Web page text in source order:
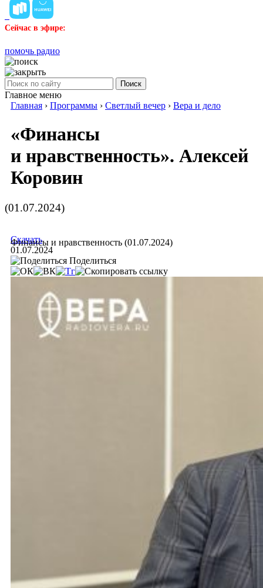
Сейчас в эфире:
помочь радио
Поиск
Главное меню
Главная › Программы › Светлый вечер › Вера и дело
«Финансы
и нравственность». Алексей
Коровин
(01.07.2024)
Финансы и нравственность (01.07.2024)
Скачать
01.07.2024
Поделиться